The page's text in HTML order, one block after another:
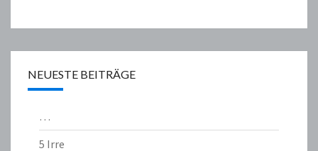
NEUESTE BEITRÄGE
…
5 Irre